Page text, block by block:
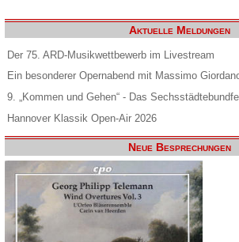
Aktuelle Meldungen
Der 75. ARD-Musikwettbewerb im Livestream
Ein besonderer Opernabend mit Massimo
9. „Kommen und Gehen“ - Das
Hannover Klassik Open-Air 2026
Neue Besprechungen